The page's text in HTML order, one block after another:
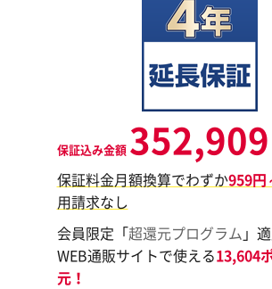
保証込み金額 352,909
保証料金月額換算でわずか959円
用請求なし
会員限定「超還元プログラム 」
WEB通販サイトで使える13,604
元！